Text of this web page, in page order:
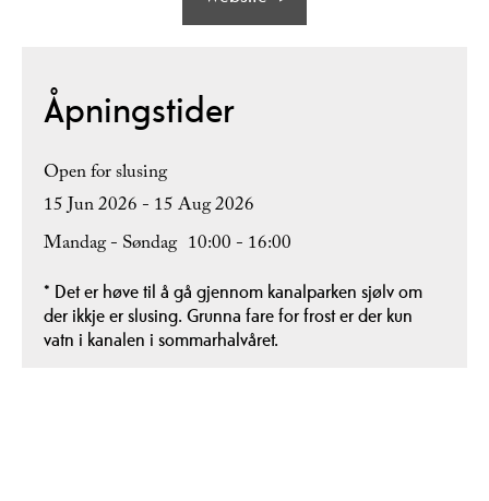
Åpningstider
Open for slusing
15 Jun 2026 - 15 Aug 2026
Mandag - Søndag 10:00 - 16:00
* Det er høve til å gå gjennom kanalparken sjølv om
der ikkje er slusing. Grunna fare for frost er der kun
vatn i kanalen i sommarhalvåret.